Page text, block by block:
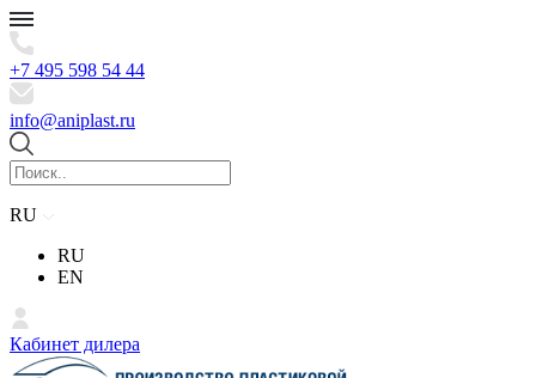
+7 495 598 54 44
info@aniplast.ru
RU
RU
EN
Кабинет дилера